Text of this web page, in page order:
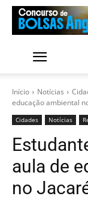
Início Notícias
educação ambiental
Cidades Notícias
aula de
no